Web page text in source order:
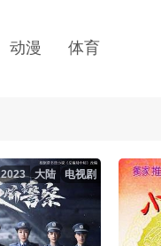
动漫 体育
电视剧
大陆
2023